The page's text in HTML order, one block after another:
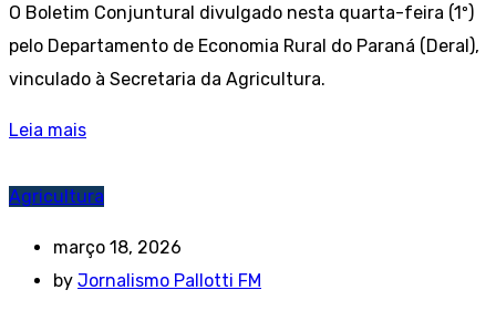
O Boletim Conjuntural divulgado nesta quarta-feira (1º)
pelo Departamento de Economia Rural do Paraná (Deral),
vinculado à Secretaria da Agricultura.
Leia mais
Agricultura
março 18, 2026
by Jornalismo Pallotti FM